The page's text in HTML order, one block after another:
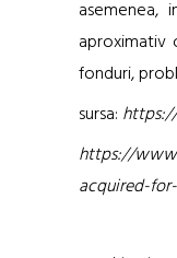
aproximativ
fonduri,
sursa:
https://
acquired-